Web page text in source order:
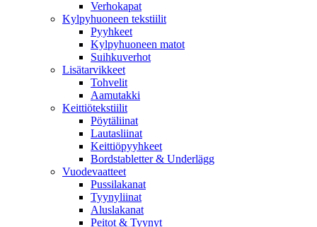
Verhokapat
Kylpyhuoneen tekstiilit
Pyyhkeet
Kylpyhuoneen matot
Suihkuverhot
Lisätarvikkeet
Tohvelit
Aamutakki
Keittiötekstiilit
Pöytäliinat
Lautasliinat
Keittiöpyyhkeet
Bordstabletter & Underlägg
Vuodevaatteet
Pussilakanat
Tyynyliinat
Aluslakanat
Peitot & Tyynyt